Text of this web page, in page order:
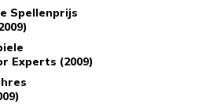
Spellenprijs
Experts (2009)